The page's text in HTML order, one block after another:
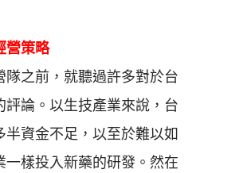
營策略
隊之前，就聽過許多對於台
評論。以生技產業來說，台
半資金不足，以至於難以如
一樣投入新藥的研發。然在